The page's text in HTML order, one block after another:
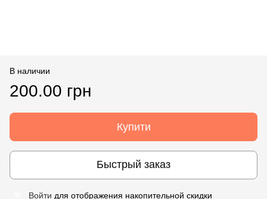
В наличии
200.00 грн
Купити
Быстрый заказ
Войти для отображения накопительной скидки